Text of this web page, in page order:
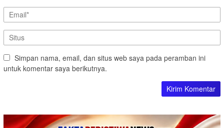
Simpan nama, email, dan situs web saya pada peramban ini
untuk komentar saya berikutnya.